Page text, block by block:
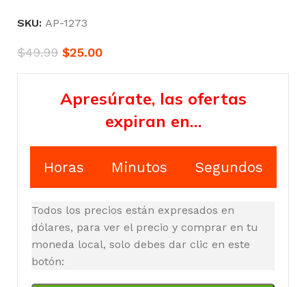
SKU: AP-1273
$49.99 $25.00
Apresúrate, las ofertas
expiran en…
Horas Minutos Segundos
Todos los precios están expresados en
dólares, para ver el precio y comprar en tu
moneda local, solo debes dar clic en este
botón: